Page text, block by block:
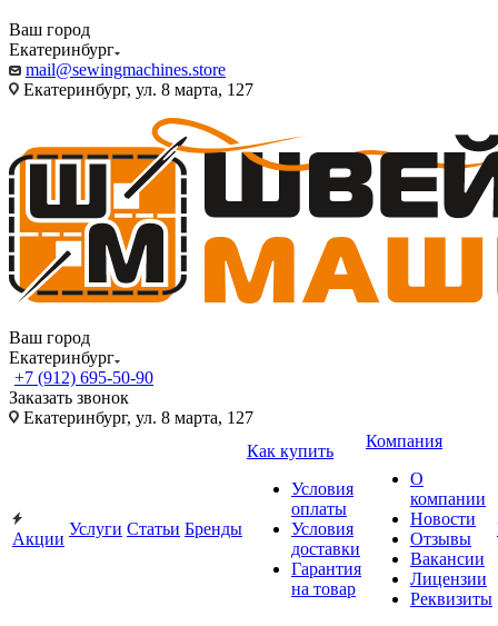
Ваш город
Екатеринбург
mail@sewingmachines.store
Екатеринбург, ул. 8 марта, 127
Ваш город
Екатеринбург
+7 (912) 695-50-90
Заказать звонок
Екатеринбург, ул. 8 марта, 127
Акции
Услуги Статьи Бренды
Как купить
Условия
оплаты
Условия
доставки
Гарантия
на товар
Компания
О
компании
Новости
Отзывы
Вакансии
Лицензии
Реквизиты